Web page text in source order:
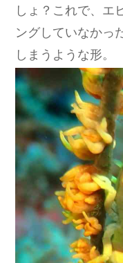
しょ？これで、エ
ングしていなかっ
しまうような形。